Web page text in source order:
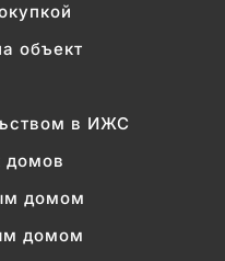
объект
в ИЖС
домов
домом
домом